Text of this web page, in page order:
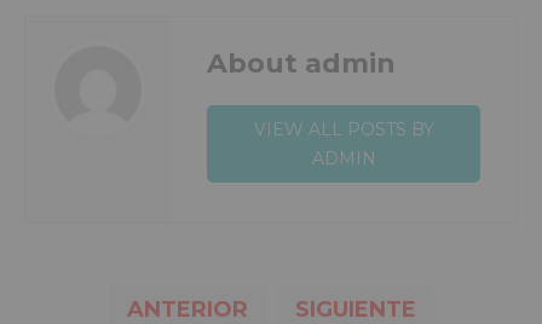
About admin
VIEW ALL POSTS BY
ADMIN
ANTERIOR SIGUIENTE